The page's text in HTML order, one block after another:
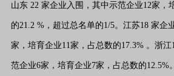
山东 22 家企业入围，其中示范企业12家，
的21.2 %，超过总名单的1/5。江苏18 家企
家，培育企业11家，占总数的17.3% 。浙
范企业6家，培育企业7家，占总数的12.5%